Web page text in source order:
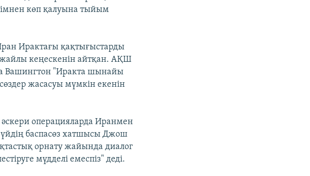
көп қалуына тыйым
Ирактағы қақтығыстарды
жайлы кеңескенін айтқан. АҚШ
Вашингтон "Иракта шынайы
жасасуы мүмкін екенін
операцияларда Иранмен
баспасөз хатшысы Джош
орнату жайында диалог
мүдделі емеспіз" деді.